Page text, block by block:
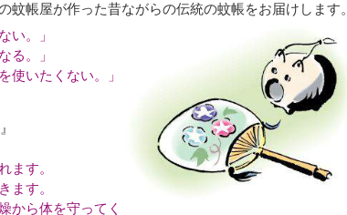
蚊帳屋が作った昔ながらの伝統の蚊帳をお届けします。
い。」
る。」
使いたくない。」
ます。
ます。
から体を守ってく